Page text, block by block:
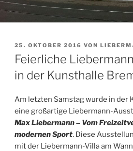
VERÖFFENTLICHT
AM
25. OKTOBER 2016 VON
Feierliche
in der Kunsthalle
Am letzten Samstag wurde in der
eine großartige Liebermann-
Max Liebermann – Vom
modernen Sport. Diese
mit der Liebermann-Villa am